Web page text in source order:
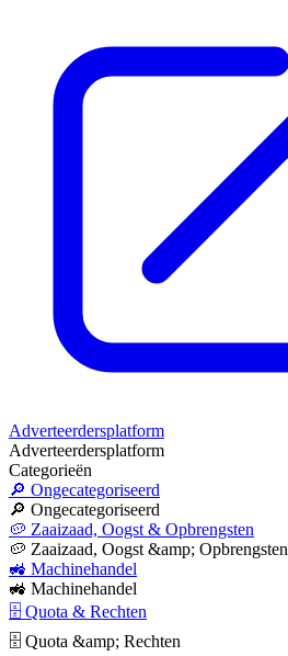
Adverteerdersplatform
Adverteerdersplatform
Categorieën
🔎 Ongecategoriseerd
🔎 Ongecategoriseerd
🥔 Zaaizaad, Oogst & Opbrengsten
🥔 Zaaizaad, Oogst &amp; Opbrengsten
🚜 Machinehandel
🚜 Machinehandel
🗄 Quota & Rechten
🗄 Quota &amp; Rechten